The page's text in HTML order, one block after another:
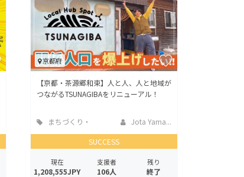
京都府
【京都・茶源郷和束】人と人、人と地域が
つながるTSUNAGIBAをリニューアル！
まちづくり・
地域活性化
Jota Yama...
SUCCESS
現在
1,208,555JPY
支援者
106人
残り
終了